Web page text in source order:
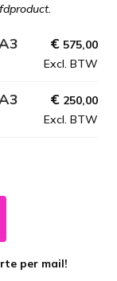
€ 575,00
Excl. BTW
€ 250,00
Excl. BTW
per mail!